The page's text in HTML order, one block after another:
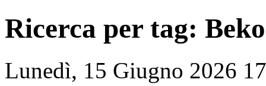
Ricerca per tag: Beko
Lunedì, 15 Giugno 2026